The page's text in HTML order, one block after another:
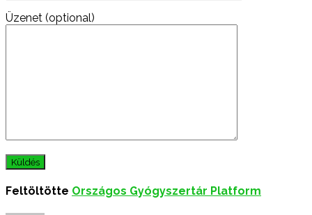
Üzenet (optional)
Feltöltötte Országos Gyógyszertár Platform